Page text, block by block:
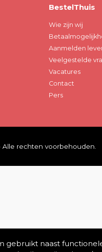
BestelThuis
Wie zijn wij
Aanmelden
Veelgestelde
Vacatures
Contact
Pers
Alle rechten voorbehouden.
gebruikt naast